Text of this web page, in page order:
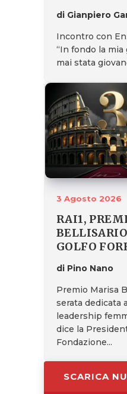
di Gianpiero
Incontro con
“In fondo la
mai stata
3 Agosto 2026
RAI1,
GOLFO
di Pino Nano
Premio Marisa
serata dedicata
leadership
dice la
Fondazione...
SCARICA